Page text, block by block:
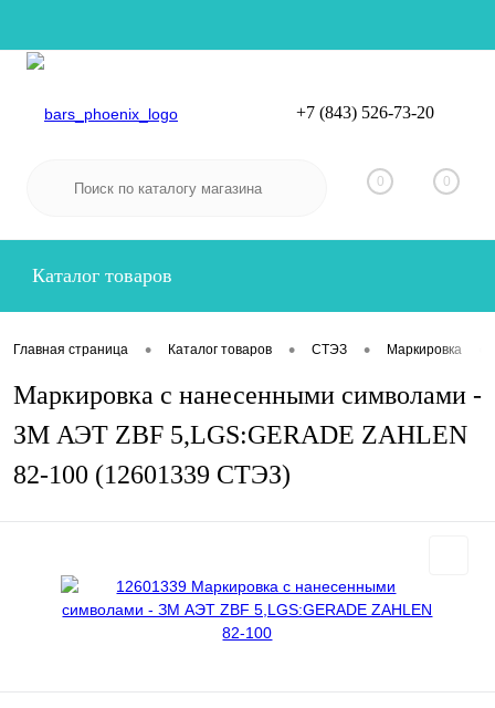
Вход
+7 (843) 526-73-20
0 0
Каталог товаров
Главная страница • Каталог товаров • СТЭЗ • Маркировка
Маркировка с нанесенными символами -
ЗМ АЭТ ZBF 5,LGS:GERADE ZAHLEN
82-100 (12601339 СТЭЗ)